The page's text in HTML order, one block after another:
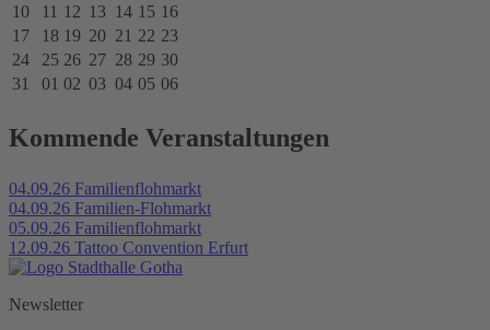
10
11 12 13 14 15 16
17
18 19 20 21 22 23
24
25 26 27 28 29 30
31
01 02 03 04 05 06
Kommende Veranstaltungen
04.09.26 Familienflohmarkt
04.09.26 Familien-Flohmarkt
05.09.26 Familienflohmarkt
12.09.26 Tattoo Convention Erfurt
Newsletter